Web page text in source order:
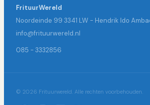
FrituurWereld
Noordeinde 99 3341 LW - Hendrik Ido
info@frituurwereld.nl
085 - 3332856
© 2026 Frituurwereld. Alle rechten voorbehouden.